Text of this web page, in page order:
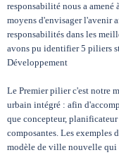
responsabilité nous a amené
moyens d'envisager l'avenir
responsabilités dans les
avons pu identifier 5 piliers
Développement
Le Premier pilier c'est notre
urbain intégré : afin
que concepteur,
composantes. Les exemples
modèle de ville nouvelle qui